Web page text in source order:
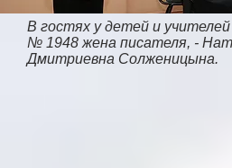
В гостях у детей и
№ 1948 жена писателя, -
Дмитриевна Солженицына.